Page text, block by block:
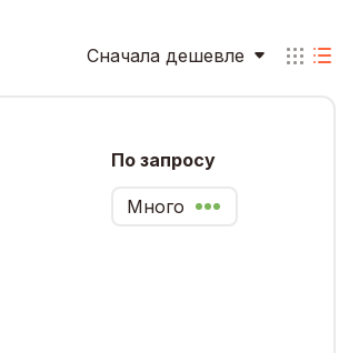
Сначала дешевле
По запросу
Много